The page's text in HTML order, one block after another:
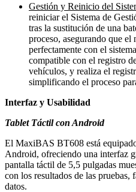
Gestión y Reinicio del
reiniciar el Sistema de
tras la sustitución de una
proceso, asegurando que el
perfectamente con el
compatible con el registro
vehículos, y realiza el
simplificando el proceso
Interfaz y Usabilidad
Tablet Táctil con Android
El MaxiBAS BT608 está
Android, ofreciendo una interfaz
pantalla táctil de 5,5 pulgadas
con los resultados de las
datos.